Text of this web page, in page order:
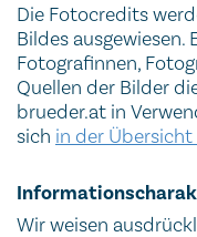
Die Fotocredits
Bildes ausgewiesen.
Fotografinnen,
Quellen der Bilder
brueder.at in
sich in der
Wir weisen